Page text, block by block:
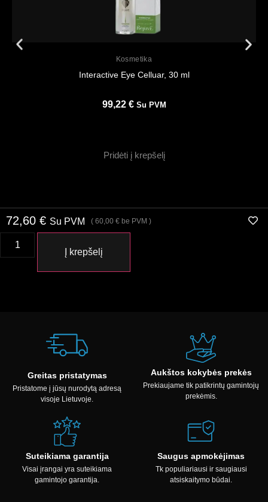
Kosmetika
Interactive Eye Celluar, 30 ml
99,22 € Su PVM
Pridėti į krepšelį
72,60 € Su PVM ( 60,00 € be PVM )
Į krepšelį
Greitas pristatymas
Pristatome į jūsų nurodytą adresą
visoje Lietuvoje.
Aukštos kokybės prekės
Prekiaujame tik patikrintų gamintojų
prekėmis.
Suteikiama garantija
Visai įrangai yra suteikiama
gamintojo garantija.
Saugus apmokėjimas
Tk populiariausi ir saugiausi
atsiskaitymo būdai.